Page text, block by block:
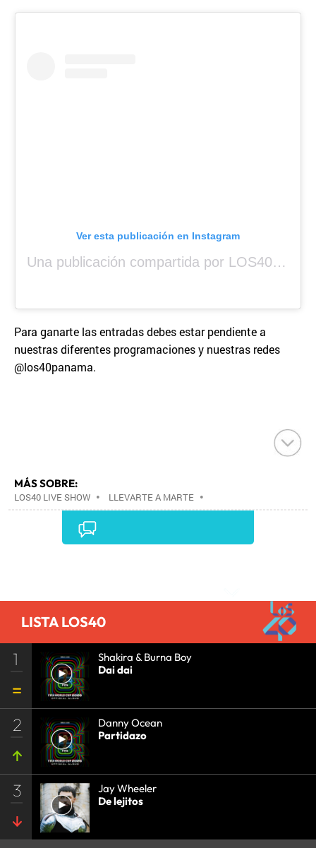
Ver esta publicación en Instagram
Una publicación compartida por LOS40 Panamá (@los40panama)
Para ganarte las entradas debes estar pendiente a
nuestras diferentes programaciones y nuestras redes
@los40panama.
MÁS SOBRE:
LOS40 LIVE SHOW • LLEVARTE A MARTE •
CONCIERTOS•LOS40•GRUPOS MÚSICA•
EVENTOS MUSICALES
•RADIO•AGENDA•PRISA MEDIA•
COMUNICACIÓN•COMUNICACIÓN•
LISTA LOS40
1
Shakira & Burna Boy
Dai dai
2
Danny Ocean
Partidazo
3
Jay Wheeler
De lejitos